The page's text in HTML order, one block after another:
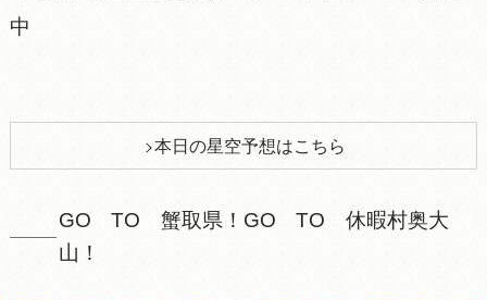
中
本日の星空予想はこちら
GO TO 蟹取県！GO TO 休暇村奥大
山！